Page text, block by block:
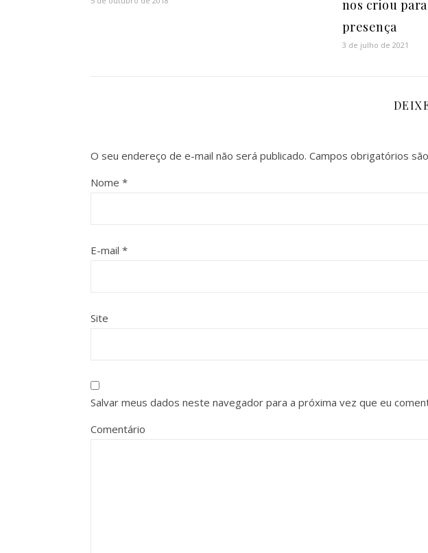
nos criou
presença
3 de julho de 2021
O seu endereço de e-mail não será publicado. Campos obrigatórios
Nome *
E-mail *
Site
Salvar meus dados neste navegador para a próxima vez que eu
Comentário